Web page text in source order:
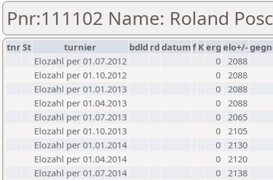
Pnr:111102 Name: Roland
tnrSt turnier bdld rd datumf Kerg elo+/-
Elozahl per 01.07.2012
0 2088
Elozahl per 01.10.2012
0 2088
Elozahl per 01.01.2013
0 2088
Elozahl per 01.04.2013
0 2088
Elozahl per 01.07.2013
0 2065
Elozahl per 01.10.2013
0 2105
Elozahl per 01.01.2014
0 2130
Elozahl per 01.04.2014
0 2120
Elozahl per 01.07.2014
0 2138